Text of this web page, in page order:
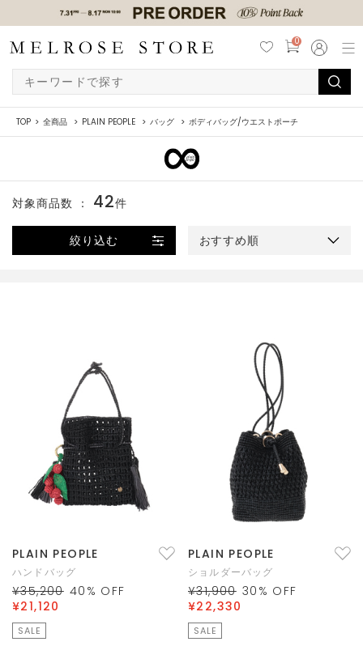
0
TOP 全商品 PLAIN PEOPLE バッグ ボディバッグ/ウエストポーチ
絞り込む おすすめ順
対象商品数 ： 42件
PLAIN PEOPLE
ハンドバッグ
¥35,200 40 % OFF
¥21,120
SALE
PLAIN PEOPLE
ショルダーバッグ
¥31,900 30 % OFF
¥22,330
SALE